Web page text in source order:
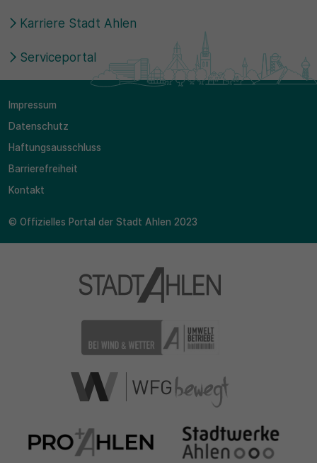
Karriere Stadt Ahlen
Serviceportal
Impressum
Datenschutz
Haftungsausschluss
Barrierefreiheit
Kontakt
© Offizielles Portal der Stadt Ahlen 2023